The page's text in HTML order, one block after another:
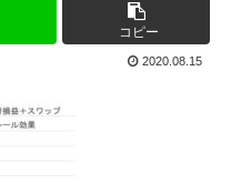
コピー
2020.08.15